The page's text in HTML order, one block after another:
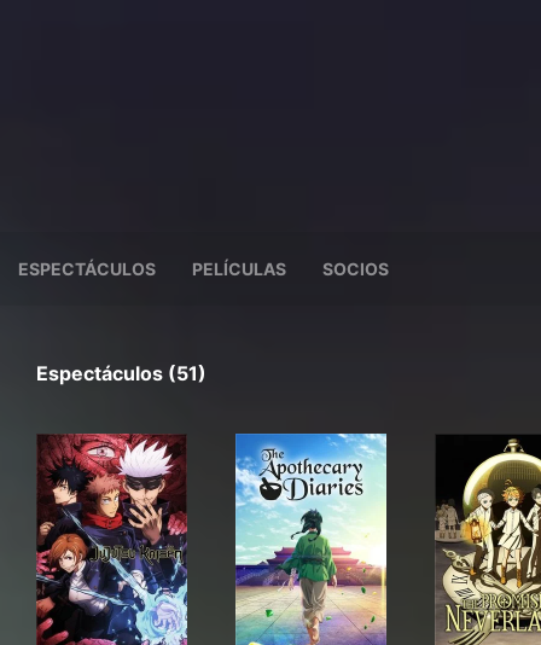
ESPECTÁCULOS PELÍCULAS SOCIOS
Espectáculos (51)